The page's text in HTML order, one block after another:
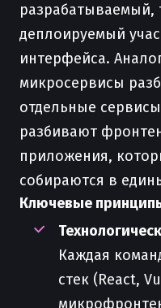
разрабатываемый,
деплоируемый
интерфейса.
микросервисы
отдельные
разбивают
приложения,
собираются в
Ключевые
Каждая
стек (React,